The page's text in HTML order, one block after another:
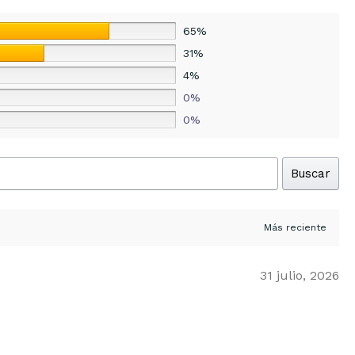
65%
31%
4%
0%
0%
Buscar
31 julio, 2026